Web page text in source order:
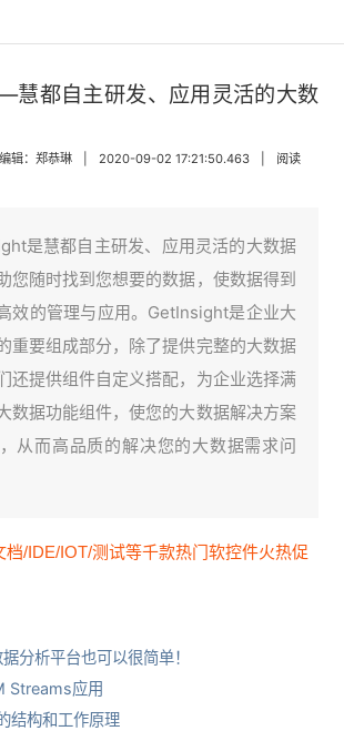
都自主研发、应用灵活的大数
编辑：郑恭琳 2020-09-02 17:21:50.463
阅读
是慧都自主研发、应用灵活的大数据
您随时找到您想要的数据，使数据得到
效的管理与应用。GetInsight是企业大
重要组成部分，除了提供完整的大数据
还提供组件自定义搭配，为企业选择满
数据功能组件，使您的大数据解决方案
从而高品质的解决您的大数据需求问
档/IDE/IOT/测试等千款热门软控件火热促
分析平台也可以很简单！
Streams应用
结构和工作原理